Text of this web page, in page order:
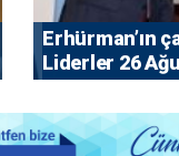
Erhürman’ın
Liderler 26